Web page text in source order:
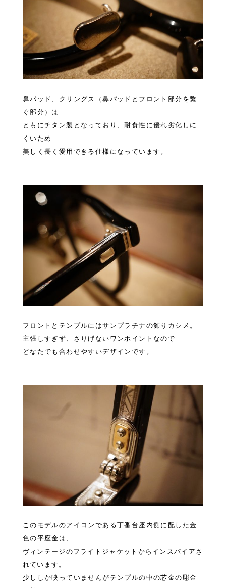
鼻パッド、クリングス（鼻パッドとフロント部分を繋
ぐ部分）は
ともにチタン製となっており、耐食性に優れ劣化しに
くいため
美しく長く愛用できる仕様になっています。
フロントとテンプルにはサンプラチナの飾りカシメ。
主張しすぎず、さりげないワンポイントなので
どなたでも合わせやすいデザインです。
このモデルのアイコンである丁番台座内側に配した金
色の平座金は、
ヴィンテージのフライトジャケットからインスパイアさ
れています。
少ししか映っていませんがテンプルの中の芯金の彫金